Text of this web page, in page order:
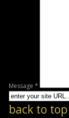
Message *
back to top